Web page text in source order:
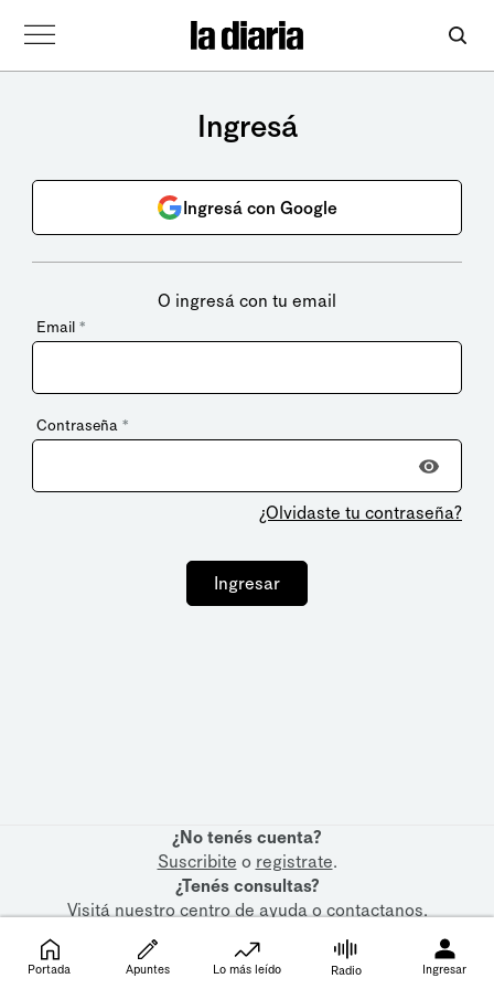
Ingresá
Ingresá con Google
O ingresá con tu email
Email *
Contraseña *
¿Olvidaste tu contraseña?
Ingresar
¿No tenés cuenta?
Suscribite o registrate.
¿Tenés consultas?
Visitá nuestrocentro de ayudaocontactanos.
Portada Apuntes Lo más leído Radio Ingresar